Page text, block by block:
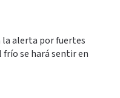
la alerta por fuertes
frío se hará sentir en